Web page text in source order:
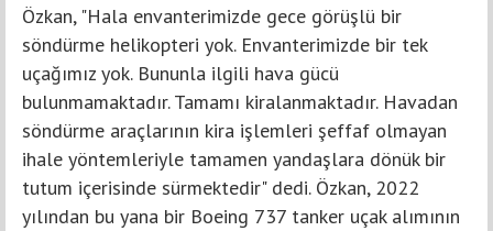
Özkan, "Hala envanterimizde gece görüşlü bir
söndürme helikopteri yok. Envanterimizde bir tek
uçağımız yok. Bununla ilgili hava gücü
bulunmamaktadır. Tamamı kiralanmaktadır. Havadan
söndürme araçlarının kira işlemleri şeffaf olmayan
ihale yöntemleriyle tamamen yandaşlara dönük bir
tutum içerisinde sürmektedir" dedi. Özkan, 2022
yılından bu yana bir Boeing 737 tanker uçak alımının